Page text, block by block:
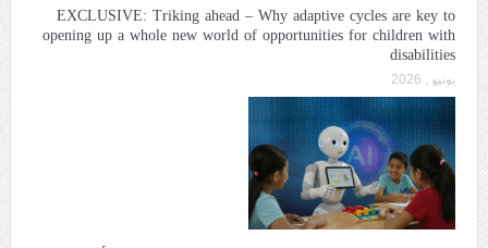
EXCLUSIVE: Triking ahead – Why adaptive cycles are key to
opening up a whole new world of opportunities for children with
disabilities
يونيو , 2026